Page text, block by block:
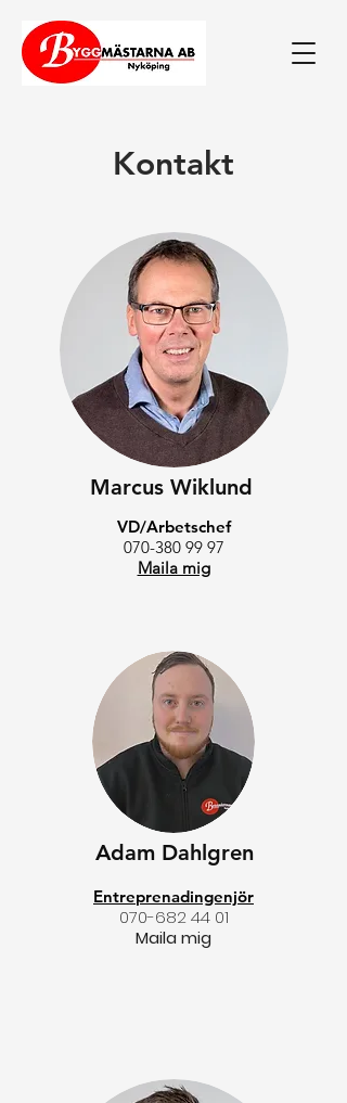
Kontakt
Marcus Wiklund
VD/Arbetschef
070-380 99 97
Maila mig
Adam Dahlgren
Entreprenadingenjör
070-682 44 01
Maila mig